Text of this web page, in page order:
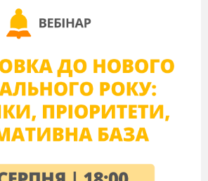
за інші два» та присвоїти
значення
з трьох заданих)
2.Створити проект для
перших ста натуральних
дві змінні, одна з яких буде